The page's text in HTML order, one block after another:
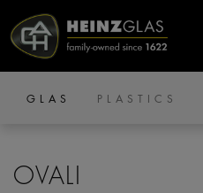
GLAS PLASTICS
OVALI